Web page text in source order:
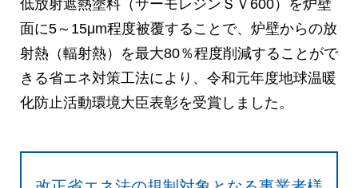
低放射遮熱塗料（サーモレジンＳＶ600）を炉壁
面に5～15μm程度被覆することで、炉壁からの放
射熱（輻射熱）を最大80％程度削減することがで
きる省エネ対策工法により、令和元年度地球温暖
化防止活動環境大臣表彰を受賞しました。